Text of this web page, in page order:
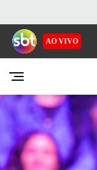
AO VIVO
EMISSORAS
NOSSAS REDES